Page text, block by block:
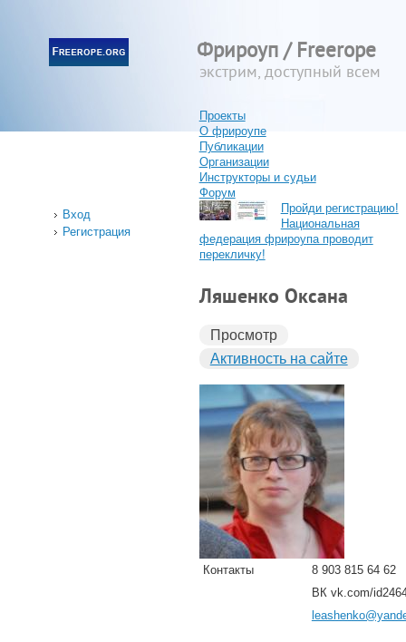
Фрироуп / Freerope
экстрим, доступный всем
Проекты
О фрироупе
Публикации
Организации
Инструкторы и судьи
Форум
Вход
Регистрация
Пройди регистрацию!
Национальная
федерация фрироупа проводит
перекличку!
Ляшенко Оксана
Просмотр
Активность на сайте
Контакты
8 903 815 64 62
ВК vk.com/